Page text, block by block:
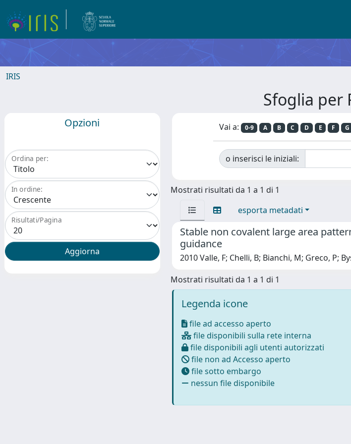
IRIS
Sfoglia per
Opzioni
Ordina per:
In ordine:
Risultati/Pagina
Vai a: 0-9 A B C D E F G
o inserisci le iniziali:
Mostrati risultati da 1 a 1 di 1
esporta metadati
Stable non covalent large area
guidance
2010 Valle, F; Chelli, B; Bianchi, M; Greco, P;
Mostrati risultati da 1 a 1 di 1
Legenda icone
file ad accesso aperto
file disponibili sulla rete interna
file disponibili agli utenti autorizzati
file non ad Accesso aperto
file sotto embargo
nessun file disponibile